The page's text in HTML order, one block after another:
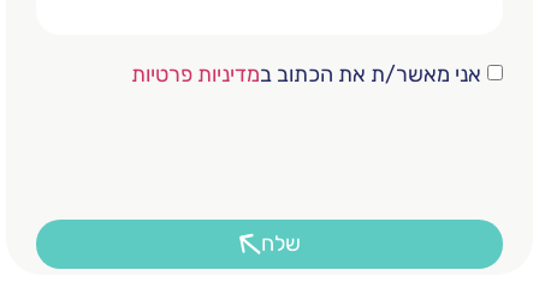
ת את הכתוב במדיניות פרטיות